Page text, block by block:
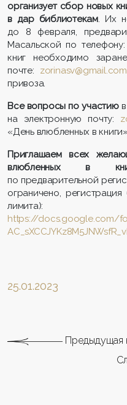
организует сбор новых
в дар библиотекам. Их
до 8 февраля,
Масальской по
книг необходимо
почте: zorinasv@gmail.com
привоза.
Все вопросы по участиюв
на электронную почту:
«День влюбленных в
Приглашаем всех
влюбленных в
по предварительной
ограничено,
лимита):
https://docs.google.com/
25.01.2023
Предыдущая